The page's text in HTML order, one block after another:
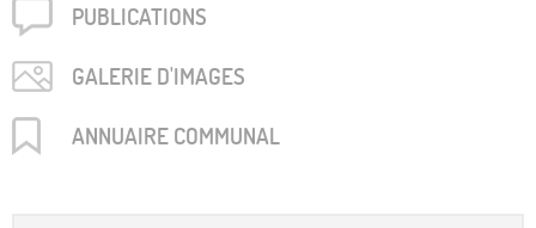
PUBLICA­TIONS
GALERIE D'IMAGES
ANNUAIRE COMMUNAL